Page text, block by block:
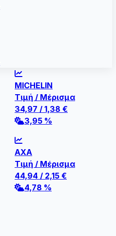
MICHELIN
Τιμή / Μέρισμα
34,97 / 1,38 €
3,95 %
AXA
Τιμή / Μέρισμα
44,94 / 2,15 €
4,78 %